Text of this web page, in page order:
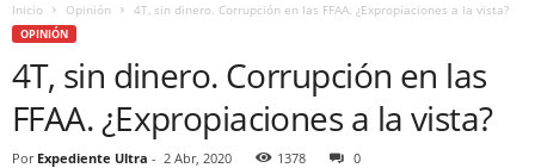
Inicio Opinión 4T, sin dinero. Corrupción en las FFAA. ¿Expropiaciones a la vista?
OPINIÓN
4T, sin dinero. Corrupción en las
FFAA. ¿Expropiaciones a la vista?
Por Expediente Ultra - 2 Abr, 2020 1378 0